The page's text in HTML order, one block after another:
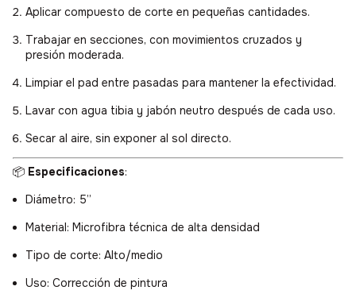
Aplicar compuesto de corte en pequeñas cantidades.
Trabajar en secciones, con movimientos cruzados y
presión moderada.
Limpiar el pad entre pasadas para mantener la efectividad.
Lavar con agua tibia y jabón neutro después de cada uso.
Secar al aire, sin exponer al sol directo.
📦 Especificaciones:
Diámetro: 5”
Material: Microfibra técnica de alta densidad
Tipo de corte: Alto/medio
Uso: Corrección de pintura